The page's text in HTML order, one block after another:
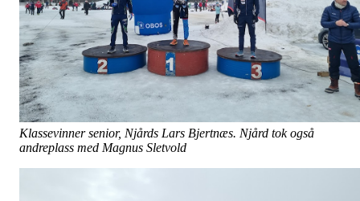
Klassevinner senior, Njårds Lars Bjertnæs. Njård tok også
andreplass med Magnus Sletvold